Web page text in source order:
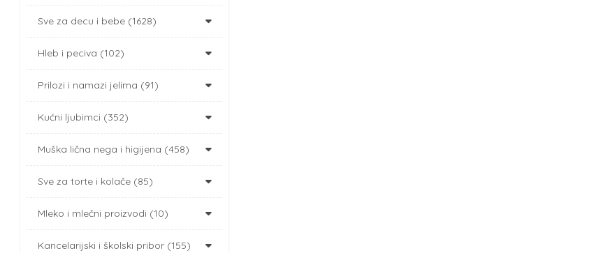
Sve za decu i bebe (1628)
Hleb i peciva (102)
Prilozi i namazi jelima (91)
Kućni ljubimci (352)
Muška lična nega i higijena (458)
Sve za torte i kolače (85)
Mleko i mlečni proizvodi (10)
Kancelarijski i školski pribor (155)